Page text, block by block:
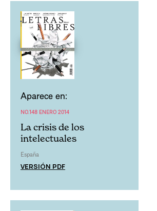
Aparece en:
NO.148 ENERO 2014
La crisis de los
intelectuales
España
VERSIÓN PDF